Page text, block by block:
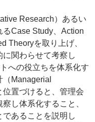
Research）あるい
Case Study、Action
Theoryを取り上げ、
関わらせて考察し
への役立ちを体系化す
Managerial
置づけると、管理会
し体系化すること、
あることを説明し